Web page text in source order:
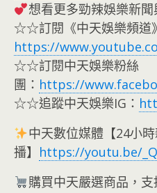
想看更多勁辣娛樂新
☆☆訂閱《中天娛樂頻道》
https://
☆☆訂閱中天娛樂粉絲
團： https://
☆☆追蹤中天娛樂IG：
中天數位媒體【24小
播】 https://youtu.be/
購買中天嚴選商品，